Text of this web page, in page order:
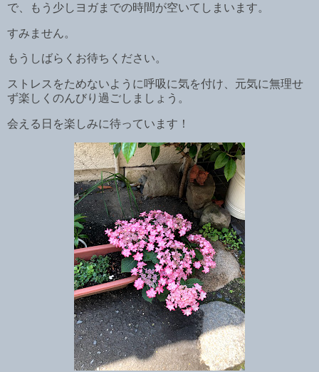
で、もう少しヨガまでの時間が空いてしまいます。
すみません。
もうしばらくお待ちください。
ストレスをためないように呼吸に気を付け、元気に無理せ
ず楽しくのんびり過ごしましょう。
会える日を楽しみに待っています！